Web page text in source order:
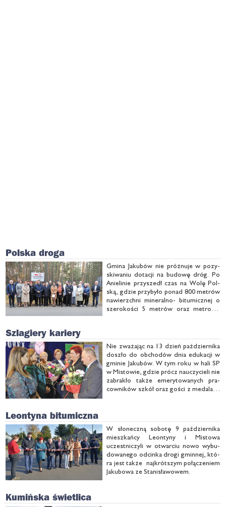
Polska droga
Gmi­na Ja­ku­bów nie próż­nu­je w po­zy­
ski­wa­niu do­ta­cji na bu­do­wę dróg. Po
Anie­li­nie przy­szedł czas na Wo­lę Pol­
ską, gdzie przy­by­ło po­nad 800 me­trów
na­wierzch­ni mi­ne­ral­no- bi­tu­micz­nej o
sze­ro­ko­ści 5 me­trów oraz me­tro­we
Szlagiery kariery
Nie zwa­ża­jąc na 13 dzień paź­dzier­ni­ka
do­szło do ob­cho­dów dnia edu­ka­cji w
gmi­nie Ja­ku­bów. W tym ro­ku w ha­li SP
w Mi­sto­wie, gdzie prócz na­uczy­cie­li nie
za­bra­kło tak­że eme­ry­to­wa­nych pra­
cow­ni­ków szkół oraz go­ści z me­da­la­mi
Leontyna bitumiczna
W sło­necz­ną so­bo­tę 9 paź­dzier­ni­ka
miesz­kań­cy Le­on­ty­ny i Mi­sto­wa
uczest­ni­czy­li w otwar­ciu no­wo wy­bu­
do­wa­ne­go od­cin­ka dro­gi gmin­nej, któ­
ra jest tak­że naj­krót­szym po­łą­cze­niem
Ja­ku­bo­wa ze Sta­ni­sła­wo­wem.
Kumińska świetlica